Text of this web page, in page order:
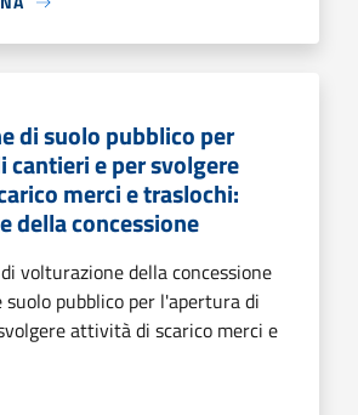
di suolo pubblico per
cantieri e per svolgere
merci e traslochi:
della concessione
volturazione della concessione
suolo pubblico per l'apertura di
attività di scarico merci e